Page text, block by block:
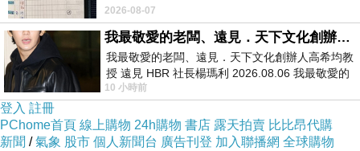
2026-08-07
我最敬愛的老闆、遠見．天下文化創辦人高希均教授
我最敬愛的老闆、遠見．天下文化創辦人高希均教
授 遠見 HBR 社長楊瑪利 2026.08.06 我最敬愛的
老闆、遠見．天下文化創辦人高希均教
10 小時前
登入 註冊
PChome首頁 線上購物 24h購物 書店 露天拍賣 比比昂代購
新聞 /氣象 股市 個人新聞台 廣告刊登 加入聯播網 全球購物